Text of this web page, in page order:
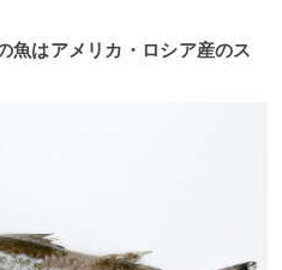
魚はアメリカ・ロシア産のス